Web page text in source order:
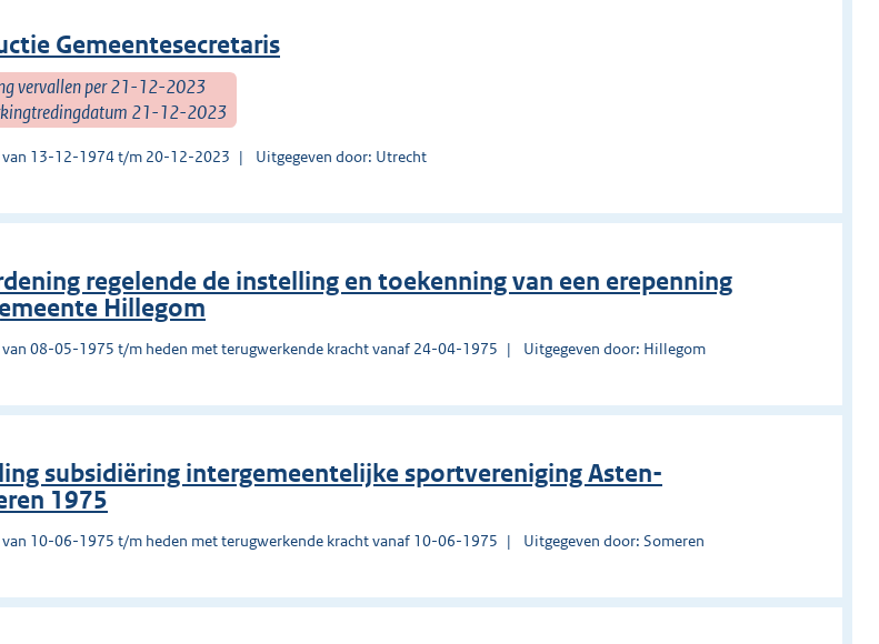
Gemeentesecretaris
vervallen per 21-12-2023
21-12-2023
van 13-12-1974 t/m 20-12-2023 Uitgegeven door: Utrecht
regelende de instelling en toekenning van een erepenning
Hillegom
van 08-05-1975 t/m heden met terugwerkende kracht vanaf 24-04-1975 Uitgegeven door: Hillegom
subsidiëring intergemeentelijke sportvereniging Asten-
1975
van 10-06-1975 t/m heden met terugwerkende kracht vanaf 10-06-1975 Uitgegeven door: Someren